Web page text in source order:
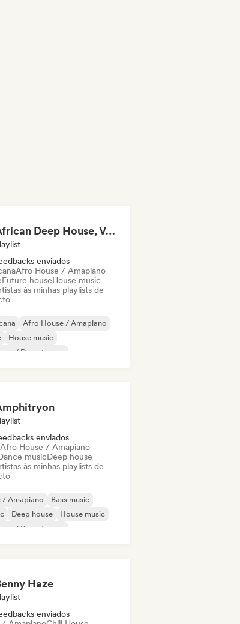
African Deep House, Vocals
enviados
Afro House / Amapiano
Future houseHouse music
às minhas playlists de
Afro House / Amapiano
House music
/ Downtempo
enviados
Afro House / Amapiano
musicDeep house
às minhas playlists de
/ Amapiano
Bass music
Deep house
House music
/ Downtempo
Haze
enviados